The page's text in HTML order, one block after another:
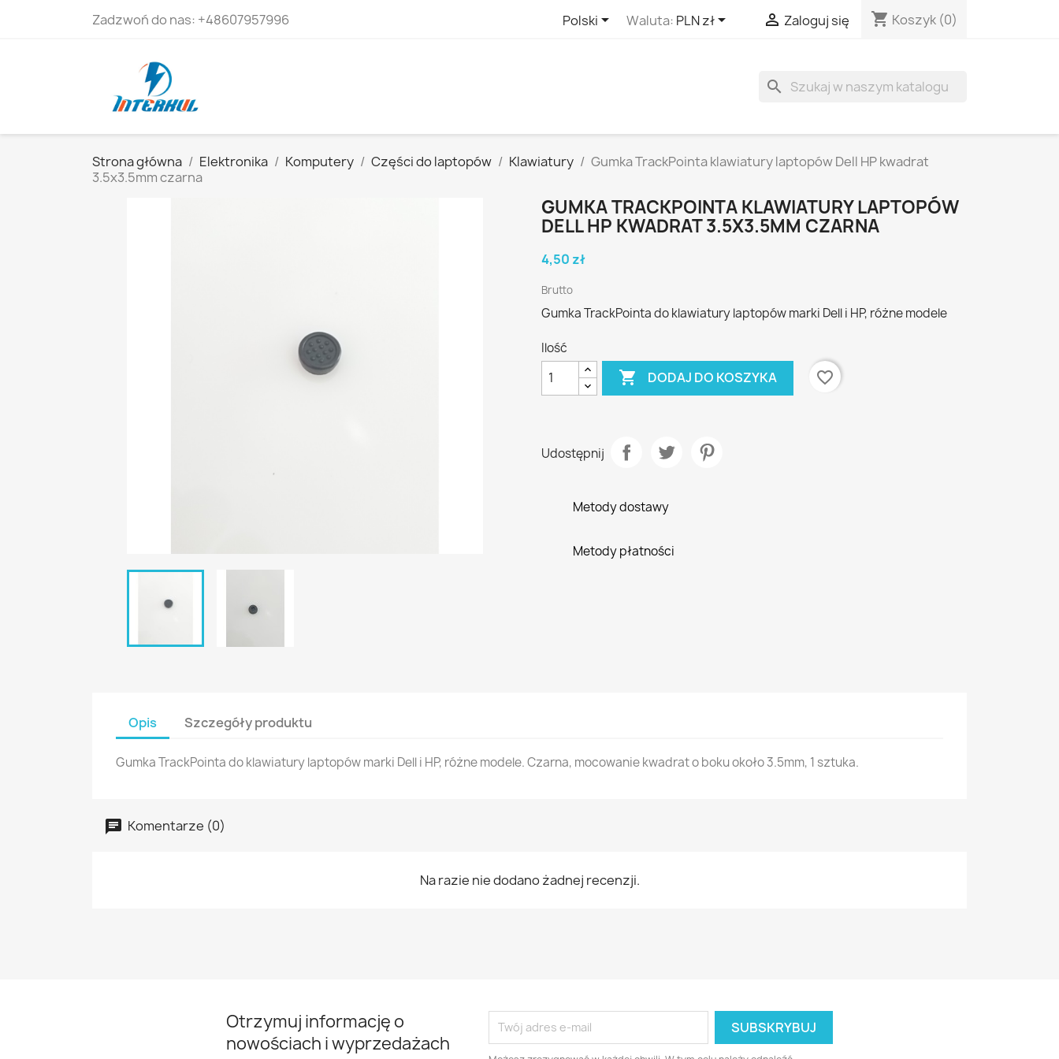
Zadzwoń do nas: +48607957996 Polski Waluta: PLN zł  Zaloguj się shopping_cart Koszyk (0)
search
Strona główna Elektronika Komputery Części do laptopów Klawiatury
Gumka TrackPointa klawiatury laptopów Dell HP kwadrat
3.5x3.5mm czarna
GUMKA TRACKPOINTA KLAWIATURY LAPTOPÓW
DELL HP KWADRAT 3.5X3.5MM CZARNA
4,50 zł
Brutto
Gumka TrackPointa do klawiatury laptopów marki Dell i HP, różne modele
Ilość
 DODAJ DO KOSZYKA favorite_border
Udostępnij
Metody dostawy
Metody płatności
Opis Szczegóły produktu
Gumka TrackPointa do klawiatury laptopów marki Dell i HP, różne modele. Czarna, mocowanie kwadrat o boku około 3.5mm, 1 sztuka.
Komentarze (0)
Na razie nie dodano żadnej recenzji.
Otrzymuj informację o
nowościach i wyprzedażach